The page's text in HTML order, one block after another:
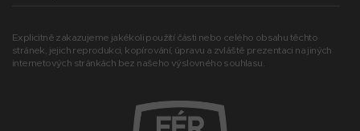
Explicitně zakazujeme jakékoli použití části nebo celého obsahu těchto
stránek, jejich reprodukci, kopírování, úpravu a zvláště prezentaci na jiných
internetových stránkách bez našeho výslovného souhlasu.